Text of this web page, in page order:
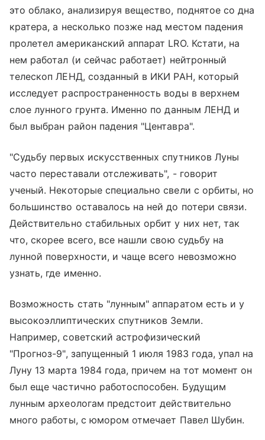
это облако, анализируя вещество, поднятое со дна
кратера, а несколько позже над местом падения
пролетел американский аппарат LRO. Кстати, на
нем работал (и сейчас работает) нейтронный
телескоп ЛЕНД, созданный в ИКИ РАН, который
исследует распространенность воды в верхнем
слое лунного грунта. Именно по данным ЛЕНД и
был выбран район падения "Центавра".
"Судьбу первых искусственных спутников Луны
часто переставали отслеживать", - говорит
ученый. Некоторые специально свели с орбиты, но
большинство оставалось на ней до потери связи.
Действительно стабильных орбит у них нет, так
что, скорее всего, все нашли свою судьбу на
лунной поверхности, и чаще всего невозможно
узнать, где именно.
Возможность стать "лунным" аппаратом есть и у
высокоэллиптических спутников Земли.
Например, советский астрофизический
"Прогноз-9", запущенный 1 июля 1983 года, упал на
Луну 13 марта 1984 года, причем на тот момент он
был еще частично работоспособен. Будущим
лунным археологам предстоит действительно
много работы, с юмором отмечает Павел Шубин.